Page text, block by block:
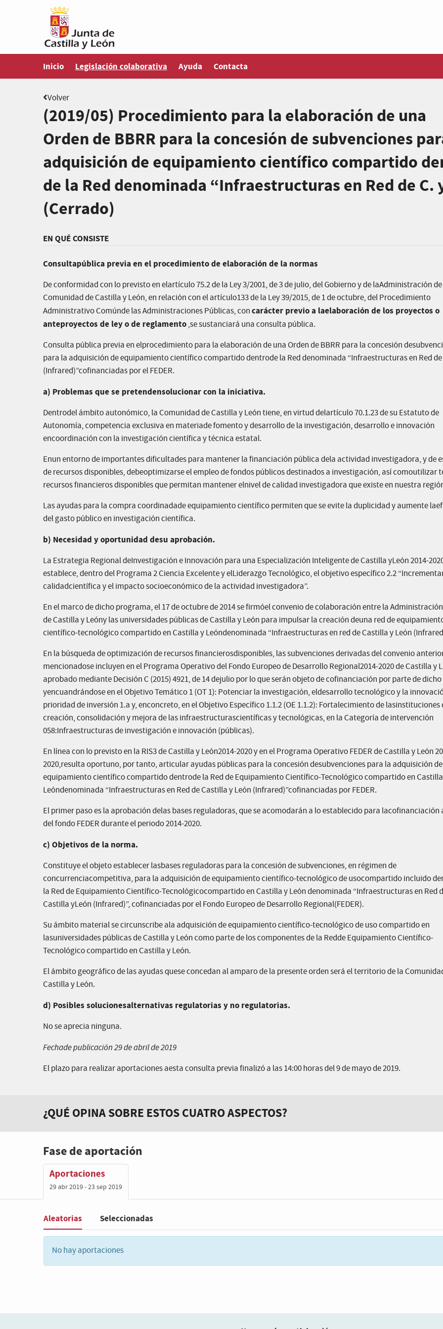
Inicio
Estás en
Legislación colaborativa Ayuda Contacta
Volver
(2019/05) Procedimiento para la elaboración de una
Orden de BBRR para la concesión de subvenciones
adquisición de equipamiento científico compartido
de la Red denominada “Infraestructuras en Red de C.
(Cerrado)
EN QUÉ CONSISTE
Consultapública previa en el procedimiento de elaboración de la normas
De conformidad con lo previsto en elartículo 75.2 de la Ley 3/2001, de 3 de julio, del Gobierno y de laAdministración
Comunidad de Castilla y León, en relación con el artículo133 de la Ley 39/2015, de 1 de octubre, del Procedimiento
Administrativo Comúnde las Administraciones Públicas, concarácter previo a laelaboración de los proyectos o
anteproyectos de ley o de reglamento,se sustanciará una consulta pública.
Consulta pública previa en elprocedimiento para la elaboración de una Orden de BBRR para la concesión
para la adquisición de equipamiento científico compartido dentrode la Red denominada “Infraestructuras en Red de
(Infrared)”cofinanciadas por el FEDER.
a) Problemas que se pretendensolucionar con la iniciativa.
Dentrodel ámbito autonómico, la Comunidad de Castilla y León tiene, en virtud delartículo 70.1.23 de su Estatuto de
Autonomía, competencia exclusiva en materiade fomento y desarrollo de la investigación, desarrollo e innovación
encoordinación con la investigación científica y técnica estatal.
Enun entorno de importantes dificultades para mantener la financiación pública dela actividad investigadora, y de
de recursos disponibles, debeoptimizarse el empleo de fondos públicos destinados a investigación, así comoutilizar
recursos financieros disponibles que permitan mantener elnivel de calidad investigadora que existe en nuestra
Las ayudas para la compra coordinadade equipamiento científico permiten que se evite la duplicidad y aumente
del gasto público en investigación científica.
b) Necesidad y oportunidad desu aprobación.
La Estrategia Regional deInvestigación e Innovación para una Especialización Inteligente de Castilla yLeón 2014-
establece, dentro del Programa 2 Ciencia Excelente y elLiderazgo Tecnológico, el objetivo específico 2.2
calidadcientífica y el impacto socioeconómico de la actividad investigadora”.
En el marco de dicho programa, el 17 de octubre de 2014 se firmóel convenio de colaboración entre la
de Castilla y Leóny las universidades públicas de Castilla y León para impulsar la creación deuna red de
científico-tecnológico compartido en Castilla y Leóndenominada “Infraestructuras en red de Castilla y León
En la búsqueda de optimización de recursos financierosdisponibles, las subvenciones derivadas del convenio
mencionadose incluyen en el Programa Operativo del Fondo Europeo de Desarrollo Regional2014-2020 de Castilla y
aprobado mediante Decisión C (2015) 4921, de 14 dejulio por lo que serán objeto de cofinanciación por parte de
yencuandrándose en el Objetivo Temático 1 (OT 1): Potenciar la investigación, eldesarrollo tecnológico y la
prioridad de inversión 1.a y, enconcreto, en el Objetivo Específico 1.1.2 (OE 1.1.2): Fortalecimiento de lasinstituciones
creación, consolidación y mejora de las infraestructurascientíficas y tecnológicas, en la Categoría de intervención
058:Infraestructuras de investigación e innovación (públicas).
En línea con lo previsto en la RIS3 de Castilla y León2014-2020 y en el Programa Operativo FEDER de Castilla y León
2020,resulta oportuno, por tanto, articular ayudas públicas para la concesión desubvenciones para la adquisición de
equipamiento científico compartido dentrode la Red de Equipamiento Científico-Tecnológico compartido en
Leóndenominada “Infraestructuras en Red de Castilla y León (Infrared)”cofinanciadas por FEDER.
El primer paso es la aprobación delas bases reguladoras, que se acomodarán a lo establecido para lacofinanciación
del fondo FEDER durante el periodo 2014-2020.
c) Objetivos de la norma.
Constituye el objeto establecer lasbases reguladoras para la concesión de subvenciones, en régimen de
concurrenciacompetitiva, para la adquisición de equipamiento científico-tecnológico de usocompartido incluido
la Red de Equipamiento Científico-Tecnológicocompartido en Castilla y León denominada “Infraestructuras en Red
Castilla yLeón (Infrared)”, cofinanciadas por el Fondo Europeo de Desarrollo Regional(FEDER).
Su ámbito material se circunscribe ala adquisición de equipamiento científico-tecnológico de uso compartido en
lasuniversidades públicas de Castilla y León como parte de los componentes de la Redde Equipamiento Científico-
Tecnológico compartido en Castilla y León.
El ámbito geográfico de las ayudas quese concedan al amparo de la presente orden será el territorio de la
Castilla y León.
d) Posibles solucionesalternativas regulatorias y no regulatorias.
No se aprecia ninguna.
Fechade publicación 29 de abril de 2019
El plazo para realizar aportaciones aesta consulta previa finalizó a las 14:00 horas del 9 de mayo de 2019.
¿QUÉ OPINA SOBRE ESTOS CUATRO ASPECTOS?
Fase de aportación
Aportaciones
29 abr 2019 - 23 sep 2019
Filter:
Aleatorias Seleccionadas
No hay aportaciones